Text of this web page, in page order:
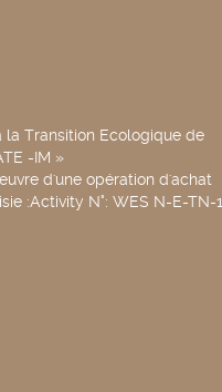
la Transition Ecologique de
-IM »
d'une opération d'achat
:Activity N°: WES N-E-TN-1